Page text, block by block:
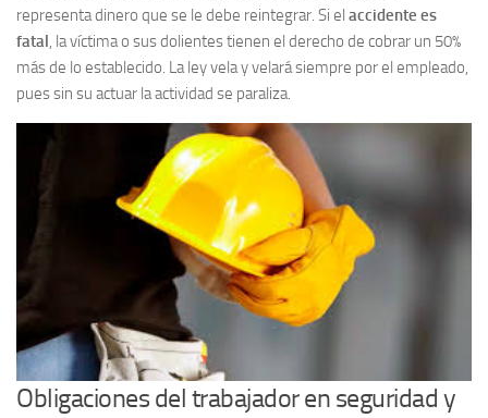
representa dinero que se le debe reintegrar. Si el accidente es
fatal, la víctima o sus dolientes tienen el derecho de cobrar un 50%
más de lo establecido. La ley vela y velará siempre por el empleado,
pues sin su actuar la actividad se paraliza.
Obligaciones del trabajador en seguridad y